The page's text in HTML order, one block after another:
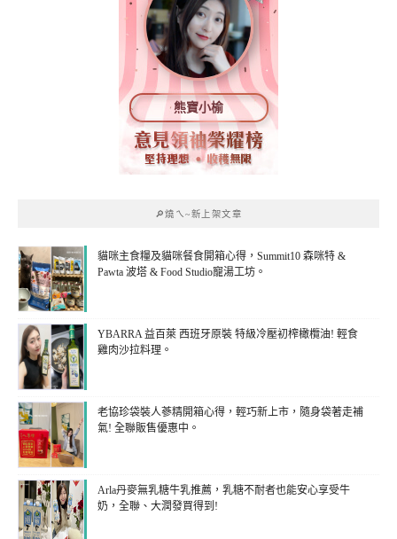
熊寶小榆
🔎燒ㄟ~新上架文章
貓咪主食糧及貓咪餐食開箱心得，Summit10 森咪特 &
Pawta 波塔 & Food Studio寵湯工坊。
YBARRA 益百萊 西班牙原裝 特級冷壓初榨橄欖油! 輕食
雞肉沙拉料理。
老協珍袋裝人蔘精開箱心得，輕巧新上市，隨身袋著走補
氣! 全聯販售優惠中。
Arla丹麥無乳糖牛乳推薦，乳糖不耐者也能安心享受牛
奶，全聯、大潤發買得到!